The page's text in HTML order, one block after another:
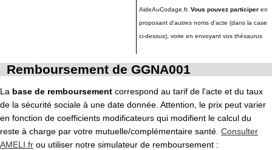
AideAuCodage.fr. Vous pouvez participer en
proposant d'autres noms d'acte (dans la case
ci-dessus), voire en envoyant vos thésaurus
Remboursement de GGNA001
La base de remboursement correspond au tarif de l'acte et du taux
de la sécurité sociale à une date donnée. Attention, le prix peut varier
en fonction de coefficients modificateurs qui modifient le calcul du
reste à charge par votre mutuelle/complémentaire santé. Consulter
AMELI.fr ou utiliser notre simulateur de remboursement :